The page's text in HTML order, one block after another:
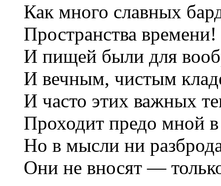
Как много славных
Пространства
И пищей были для
И вечным, чистым
И часто этих важных
Проходит предо мной в
Но в мысли ни
Они не вносят —